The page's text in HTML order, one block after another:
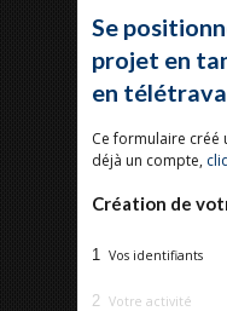
Se
projet en
en
Ce formulaire créé
déjà un compte,
Création de
1 Vos identifiants
2 Votre activité